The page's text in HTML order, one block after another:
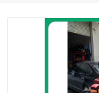
步行式电动堆高车
叉车装卸货平台
移动式升降平台